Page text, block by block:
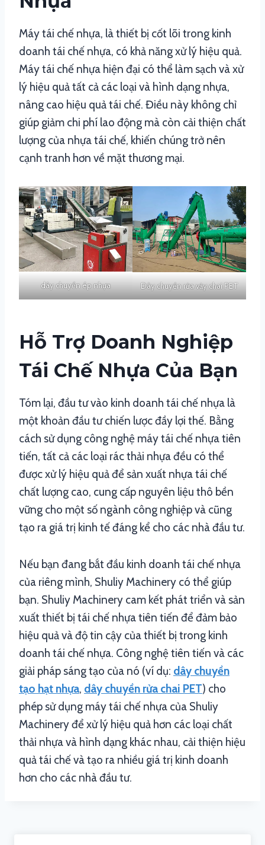
Máy tái chế nhựa, là thiết bị cốt lõi trong kinh
doanh tái chế nhựa, có khả năng xử lý hiệu quả.
Máy tái chế nhựa hiện đại có thể làm sạch và xử
lý hiệu quả tất cả các loại và hình dạng nhựa,
nâng cao hiệu quả tái chế. Điều này không chỉ
giúp giảm chi phí lao động mà còn cải thiện chất
lượng của nhựa tái chế, khiến chúng trở nên
cạnh tranh hơn về mặt thương mại.
dây chuyền ép nhựa Dây chuyền rửa vảy chai PET
Hỗ Trợ Doanh Nghiệp
Tái Chế Nhựa Của Bạn
Tóm lại, đầu tư vào kinh doanh tái chế nhựa là
một khoản đầu tư chiến lược đầy lợi thế. Bằng
cách sử dụng công nghệ máy tái chế nhựa tiên
tiến, tất cả các loại rác thải nhựa đều có thể
được xử lý hiệu quả để sản xuất nhựa tái chế
chất lượng cao, cung cấp nguyên liệu thô bền
vững cho một số ngành công nghiệp và cũng
tạo ra giá trị kinh tế đáng kể cho các nhà đầu tư.
Nếu bạn đang bắt đầu kinh doanh tái chế nhựa
của riêng mình, Shuliy Machinery có thể giúp
bạn. Shuliy Machinery cam kết phát triển và sản
xuất thiết bị tái chế nhựa tiên tiến để đảm bảo
hiệu quả và độ tin cậy của thiết bị trong kinh
doanh tái chế nhựa. Công nghệ tiên tiến và các
giải pháp sáng tạo của nó (ví dụ: dây chuyền
tạo hạt nhựa, dây chuyền rửa chai PET) cho
phép sử dụng máy tái chế nhựa của Shuliy
Machinery để xử lý hiệu quả hơn các loại chất
thải nhựa và hình dạng khác nhau, cải thiện hiệu
quả tái chế và tạo ra nhiều giá trị kinh doanh
hơn cho các nhà đầu tư.